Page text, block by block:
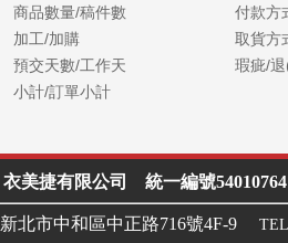
商品數量/稿件數
加工/加購
預交天數/工作天
小計/訂單小計
付款方
取貨方
瑕疵/
衣美捷有限公司 統一編號
新北市中和區中正路716號4F-9